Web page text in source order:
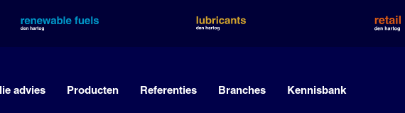
advies Producten Referenties Branches Kennisbank